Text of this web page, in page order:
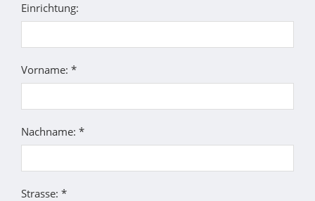
Einrichtung:
Vorname: *
Nachname: *
Strasse: *